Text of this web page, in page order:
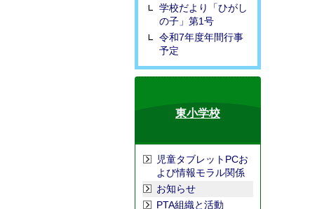
学校だより「ひがし
の子」第1号
令和7年度年間行事
予定
東小学校
児童タブレットPCお
よび情報モラル関係
お知らせ
PTA組織と活動